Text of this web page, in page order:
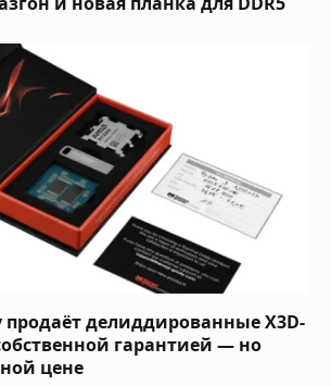
продаёт делиддированные X3D-
гарантией — но
цене